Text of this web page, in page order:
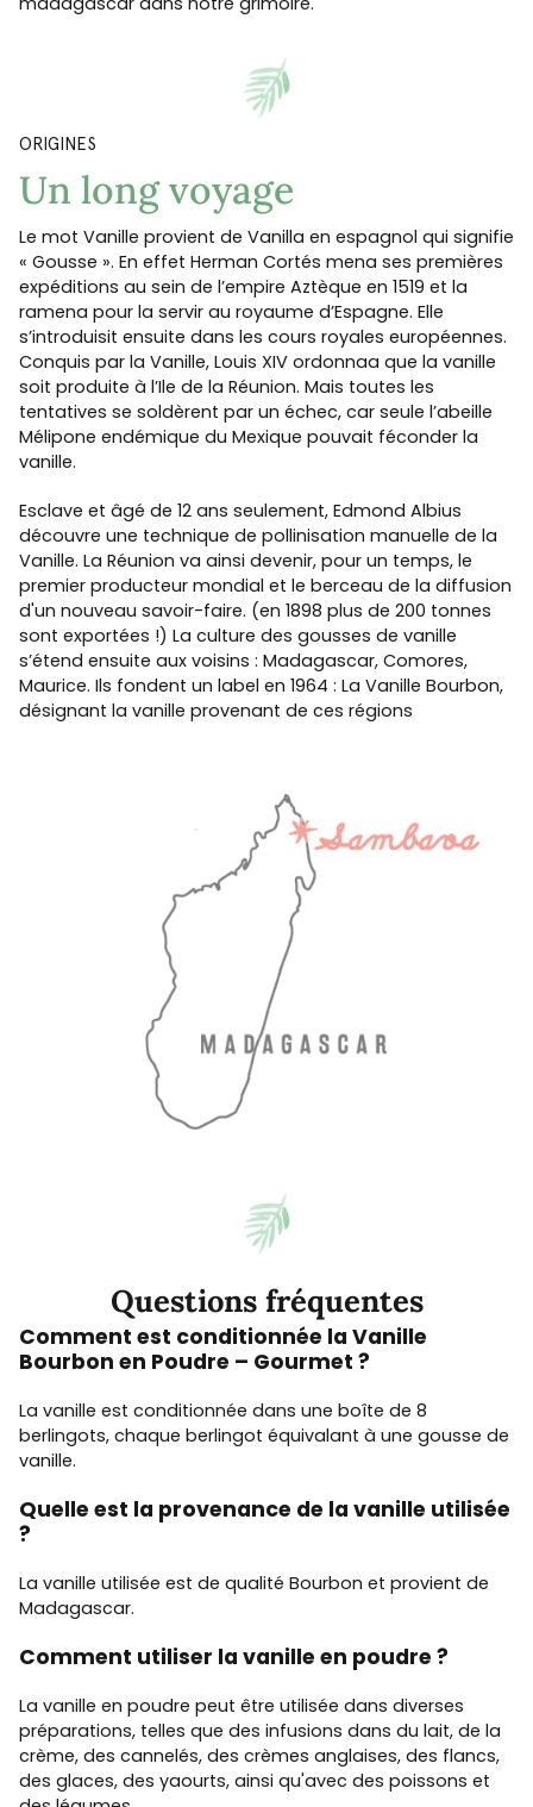
ORIGINES
Un long voyage
Le mot Vanille provient de Vanilla en espagnol qui signifie
« Gousse ». En effet Herman Cortés mena ses premières
expéditions au sein de l’empire Aztèque en 1519 et la
ramena pour la servir au royaume d’Espagne. Elle
s’introduisit ensuite dans les cours royales européennes.
Conquis par la Vanille, Louis XIV ordonnaa que la vanille
soit produite à l’Ile de la Réunion. Mais toutes les
tentatives se soldèrent par un échec, car seule l’abeille
Mélipone endémique du Mexique pouvait féconder la
vanille.
Esclave et âgé de 12 ans seulement, Edmond Albius
découvre une technique de pollinisation manuelle de la
Vanille. La Réunion va ainsi devenir, pour un temps, le
premier producteur mondial et le berceau de la diffusion
d'un nouveau savoir-faire. (en 1898 plus de 200 tonnes
sont exportées !) La culture des gousses de vanille
s’étend ensuite aux voisins : Madagascar, Comores,
Maurice. Ils fondent un label en 1964 : La Vanille Bourbon,
désignant la vanille provenant de ces régions
Questions fréquentes
Comment est conditionnée la Vanille
Bourbon en Poudre – Gourmet ?
La vanille est conditionnée dans une boîte de 8
berlingots, chaque berlingot équivalant à une gousse de
vanille.
Quelle est la provenance de la vanille utilisée
?
La vanille utilisée est de qualité Bourbon et provient de
Madagascar.
Comment utiliser la vanille en poudre ?
La vanille en poudre peut être utilisée dans diverses
préparations, telles que des infusions dans du lait, de la
crème, des cannelés, des crèmes anglaises, des flancs,
des glaces, des yaourts, ainsi qu'avec des poissons et